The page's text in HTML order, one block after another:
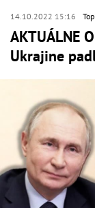
14.10.2022 15:16
AKTUÁLNE
Ukrajine